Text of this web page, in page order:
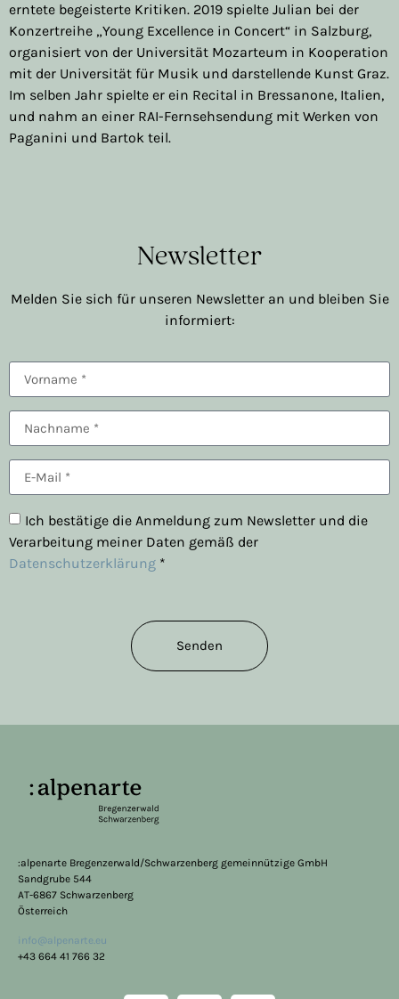
erntete begeisterte Kritiken. 2019 spielte Julian bei der
Konzertreihe „Young Excellence in Concert“ in Salzburg,
organisiert von der Universität Mozarteum in Kooperation
mit der Universität für Musik und darstellende Kunst Graz.
Im selben Jahr spielte er ein Recital in Bressanone, Italien,
und nahm an einer RAI-Fernsehsendung mit Werken von
Paganini und Bartok teil.
Newsletter
Melden Sie sich für unseren Newsletter an und bleiben Sie
informiert:
Ich bestätige die Anmeldung zum Newsletter und die
Verarbeitung meiner Daten gemäß der
Datenschutzerklärung *
Senden
:alpenarte Bregenzerwald/Schwarzenberg gemeinnützige GmbH
Sandgrube 544
AT-6867 Schwarzenberg
Österreich
info@alpenarte.eu
+43 664 41 766 32